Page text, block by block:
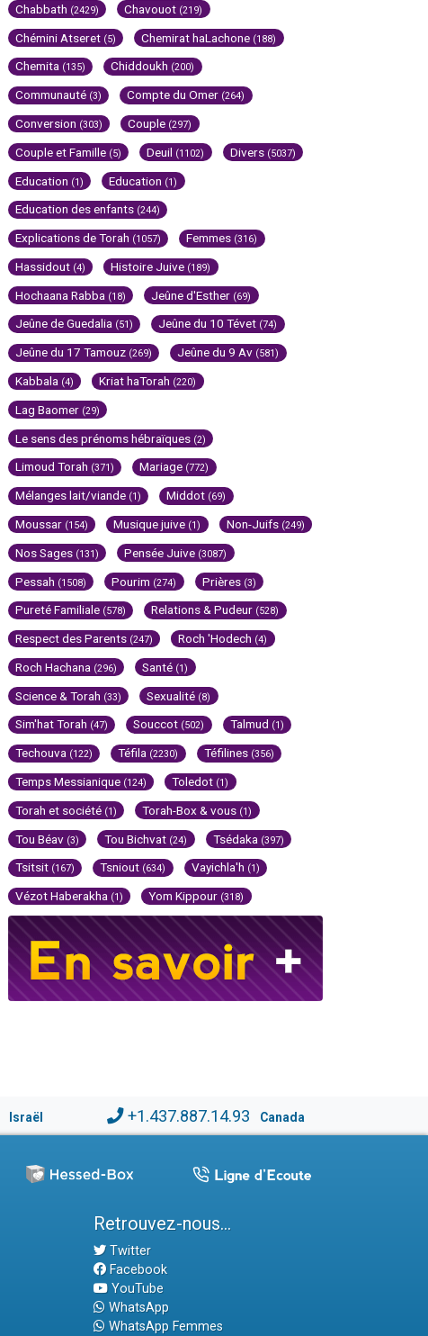
Chabbath (2429) Chavouot (219)
Chémini Atseret (5) Chemirat haLachone (188)
Chemita (135) Chiddoukh (200)
Communauté (3) Compte du Omer (264)
Conversion (303) Couple (297)
Couple et Famille (5) Deuil (1102) Divers (5037)
Education (1) Education (1)
Education des enfants (244)
Explications de Torah (1057) Femmes (316)
Hassidout (4) Histoire Juive (189)
Hochaana Rabba (18) Jeûne d'Esther (69)
Jeûne de Guedalia (51) Jeûne du 10 Tévet (74)
Jeûne du 17 Tamouz (269) Jeûne du 9 Av (581)
Kabbala (4) Kriat haTorah (220)
Lag Baomer (29)
Le sens des prénoms hébraïques (2)
Limoud Torah (371) Mariage (772)
Mélanges lait/viande (1) Middot (69)
Moussar (154) Musique juive (1) Non-Juifs (249)
Nos Sages (131) Pensée Juive (3087)
Pessah (1508) Pourim (274) Prières (3)
Pureté Familiale (578) Relations & Pudeur (528)
Respect des Parents (247) Roch 'Hodech (4)
Roch Hachana (296) Santé (1)
Science & Torah (33) Sexualité (8)
Sim'hat Torah (47) Souccot (502) Talmud (1)
Techouva (122) Téfila (2230) Téfilines (356)
Temps Messianique (124) Toledot (1)
Torah et société (1) Torah-Box & vous (1)
Tou Béav (3) Tou Bichvat (24) Tsédaka (397)
Tsitsit (167) Tsniout (634) Vayichla'h (1)
Vézot Haberakha (1) Yom Kippour (318)
Israël +1.437.887.14.93 Canada
Retrouvez-nous...
Twitter
Facebook
YouTube
WhatsApp
WhatsApp Femmes